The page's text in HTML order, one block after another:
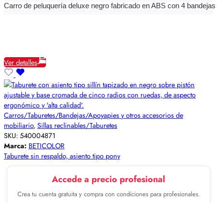
Carro de peluquería deluxe negro fabricado en ABS con 4
Ver detalles
Carros/Taburetes/Bandejas/Apoyapies y otros accesorios de
mobiliario, Sillas reclinables/Taburetes
SKU: 540004871
Marca: BETICOLOR
Taburete sin respaldo, asiento tipo pony
Accede a precio profesional
Crea tu cuenta gratuita y compra con condiciones para profesionales.